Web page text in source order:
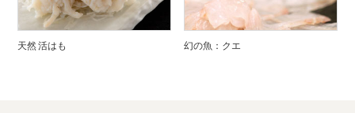
天然 活はも 幻の魚：クエ